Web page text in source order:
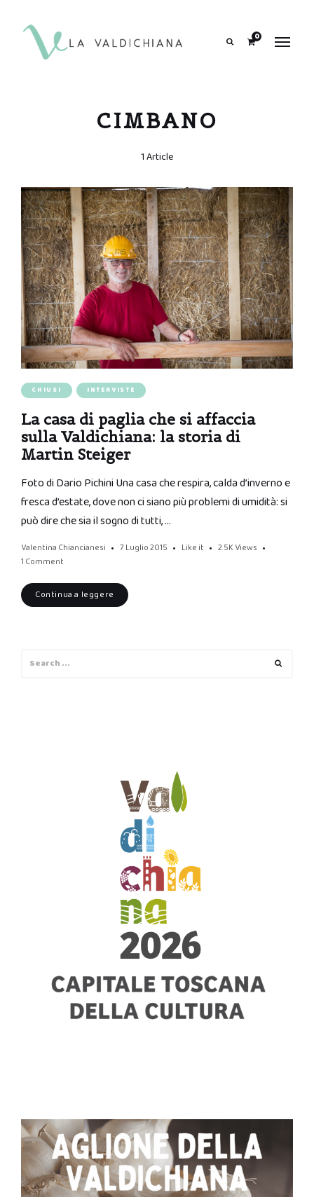
0
CIMBANO
1 Article
CHIUSI INTERVISTE
La casa di paglia che si affaccia
sulla Valdichiana: la storia di
Martin Steiger
Foto di Dario Pichini Una casa che respira, calda d’inverno e
fresca d’estate, dove non ci siano più problemi di umidità: si
può dire che sia il sogno di tutti, …
Valentina Chiancianesi 7 Luglio 2015 Like it 2.5K Views
1 Comment
Continua a leggere
for: